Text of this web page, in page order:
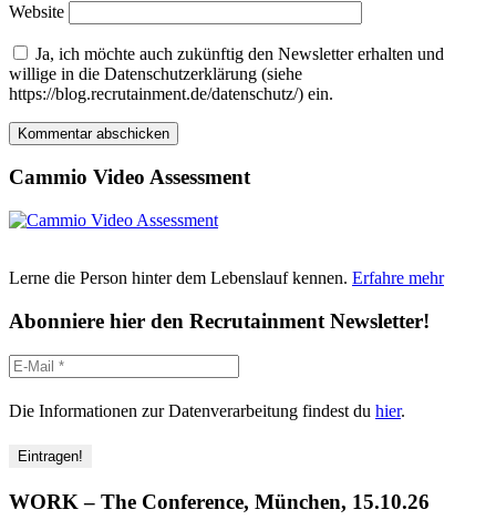
Website
Ja, ich möchte auch zukünftig den Newsletter erhalten und
willige in die Datenschutzerklärung (siehe
https://blog.recrutainment.de/datenschutz/) ein.
Cammio Video Assessment
Lerne die Person hinter dem Lebenslauf kennen. Erfahre mehr
Abonniere hier den Recrutainment Newsletter!
Die Informationen zur Datenverarbeitung findest du hier.
WORK – The Conference, München, 15.10.26